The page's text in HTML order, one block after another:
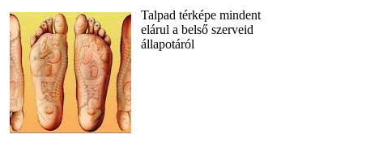
Talpad térképe mindent
elárul a belső szerveid
állapotáról